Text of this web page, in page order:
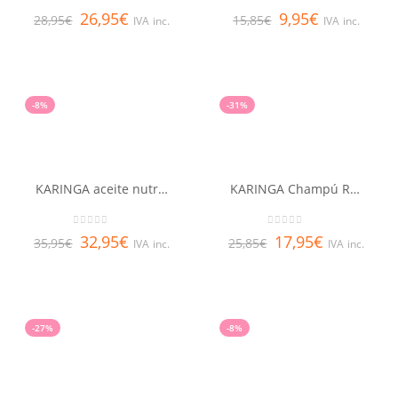
28,95€ 26,95€ IVA inc. 15,85€ 9,95€ IVA inc.
-8%
KARINGA aceite nutrición profunda RENE FURTERER 100 ml
out of 5
35,95€ 32,95€ IVA inc.
-31%
KARINGA Champú RENE FURTERER 250 ml
out of 5
25,85€ 17,95€ IVA inc.
-27% -8%